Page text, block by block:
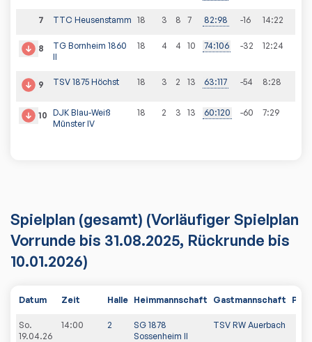
7 TTC Heusenstamm 18 3 8 7 82:98 -16 14:22
8
TG Bornheim 1860
II
18 4 4 10 74:106 -32 12:24
9 TSV 1875 Höchst 18 3 2 13 63:117 -54 8:28
10 DJK Blau-Weiß
Münster IV
18 2 3 13 60:120 -60 7:29
Spielplan (gesamt) (Vorläufiger Spielplan
Vorrunde bis 31.08.2025, Rückrunde bis
10.01.2026)
Datum Zeit Halle Heimmannschaft Gastmannschaft PDF
So.
19.04.26
14:00 2
SG 1878
Sossenheim II
TSV RW Auerbach